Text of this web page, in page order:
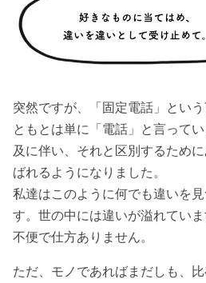
突然ですが、「固定電話」とい
ともとは単に「電話」と言って
及に伴い、それと区別するため
ばれるようになりました。
私達はこのように何でも違いを
す。世の中には違いが溢れてい
不便で仕方ありません。
ただ、モノであればまだしも、